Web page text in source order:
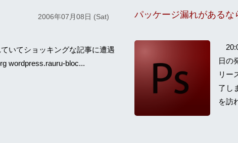
2006年07月08日 (Sat)
いてショッキングな記事に遭遇
wordpress.rauru-bloc...
日の
リー
了し
を訪